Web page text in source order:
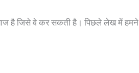
है जिसे वे कर सकती है। पिछले लेख में हमने